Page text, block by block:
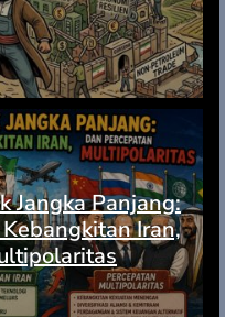
Jangka Panjang:
Iran,